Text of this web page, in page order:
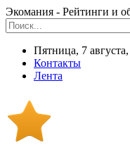
Экомания - Рейтинги и
Пятница, 7
Контакты
Лента